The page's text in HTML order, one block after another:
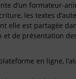
d’un formateur-
les textes
elle est partagée
et de présentation
en ligne,